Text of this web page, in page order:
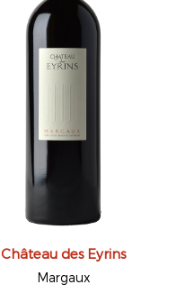
Château des Eyrins
Margaux